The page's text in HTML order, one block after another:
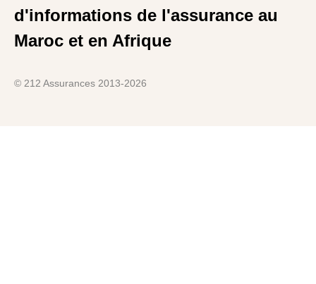
d'informations de l'assurance au
Maroc et en Afrique
© 212 Assurances 2013-2026